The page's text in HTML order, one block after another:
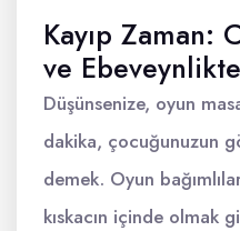
Kayıp Zaman:
ve
Düşünsenize, oyun
dakika, çocuğunuzun
demek. Oyun
kıskacın içinde olmak